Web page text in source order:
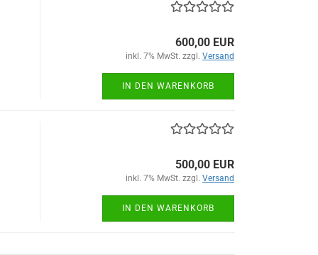
600,00 EUR
inkl. 7% MwSt. zzgl. Versand
IN DEN WARENKORB
500,00 EUR
inkl. 7% MwSt. zzgl. Versand
IN DEN WARENKORB